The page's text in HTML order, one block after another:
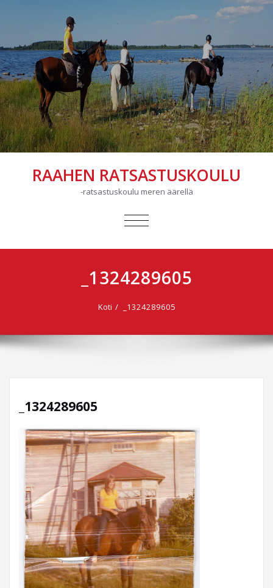
RAAHEN RATSASTUSKOULU
-ratsastuskoulu meren äärellä
AVAA/SULJE
_1324289605
Koti _1324289605
_1324289605